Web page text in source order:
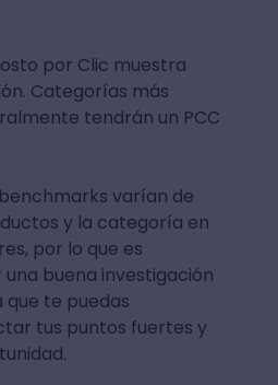
por Clic muestra
Categorías más
tendrán un PCC
varían de
y la categoría en
por lo que es
buena investigación
te puedas
tus puntos fuertes y